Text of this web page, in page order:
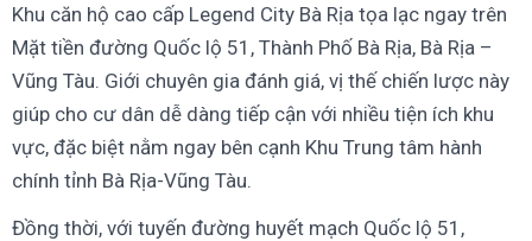
Khu căn hộ cao cấp Legend City Bà Rịa tọa lạc ngay trên
Mặt tiền đường Quốc lộ 51, Thành Phố Bà Rịa, Bà Rịa –
Vũng Tàu. Giới chuyên gia đánh giá, vị thế chiến lược này
giúp cho cư dân dễ dàng tiếp cận với nhiều tiện ích khu
vực, đặc biệt nằm ngay bên cạnh Khu Trung tâm hành
chính tỉnh Bà Rịa-Vũng Tàu.
Đồng thời, với tuyến đường huyết mạch Quốc lộ 51,